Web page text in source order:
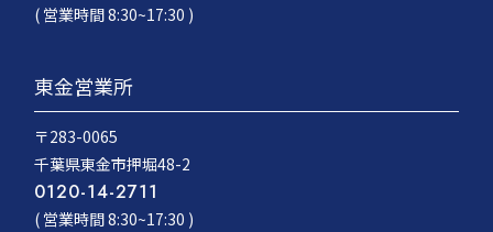
( 営業時間 8:30~17:30 )
東金営業所
〒283-0065
千葉県東金市押堀48-2
0120-14-2711
( 営業時間 8:30~17:30 )